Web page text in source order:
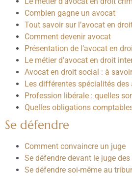
Combien gagne un avocat
Tout savoir sur l’avocat en
Comment devenir avocat
Présentation de l’avocat en
Le métier d’avocat en droit
Avocat en droit social : à savoir
Les différentes spécialités des
Profession libérale : quelles
Quelles obligations
Se défendre
Comment convaincre un juge
Se défendre devant le juge
Se défendre soi-même au